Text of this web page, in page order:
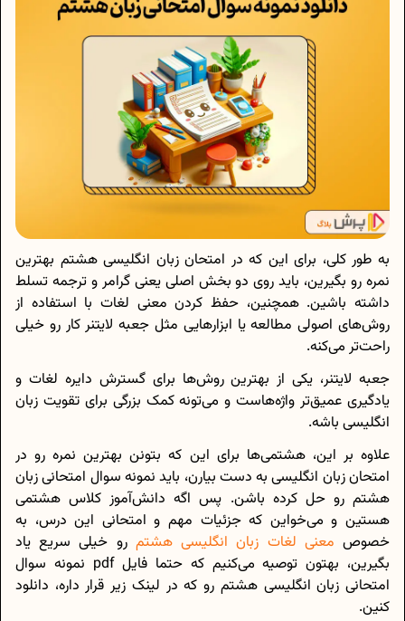
به طور کلی، برای این که در امتحان زبان انگلیسی هشتم بهترین
نمره رو بگیرین، باید روی دو بخش اصلی یعنی گرامر و ترجمه تسلط
داشته باشین. همچنین، حفظ کردن معنی لغات با استفاده از
روش‌های اصولی مطالعه یا ابزارهایی مثل جعبه لایتنر کار رو خیلی
راحت‌تر می‌کنه.
جعبه لایتنر، یکی از بهترین روش‌ها برای گسترش دایره لغات و
یادگیری عمیق‌تر واژه‌هاست و می‌تونه کمک بزرگی برای تقویت زبان
انگلیسی باشه.
علاوه‌ بر این، هشتمی‌ها برای این که بتونن بهترین نمره رو در
امتحان زبان انگلیسی به دست بیارن، باید نمونه سوال امتحانی زبان
هشتم رو حل کرده باشن. پس اگه دانش‌آموز کلاس هشتمی
هستین و می‌خواین که جزئیات مهم و امتحانی این درس، به
خصوص معنی لغات زبان انگلیسی هشتم رو خیلی سریع یاد
بگیرین، بهتون توصیه می‌کنیم که حتما فایل pdf نمونه سوال
امتحانی زبان انگلیسی هشتم رو که در لینک زیر قرار داره، دانلود
کنین.